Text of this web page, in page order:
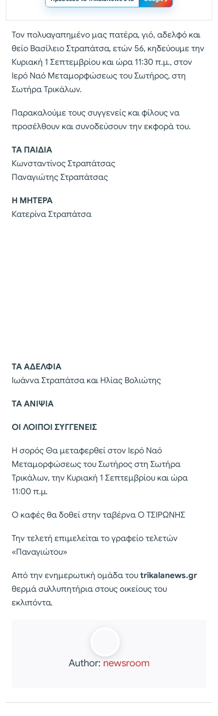
Τον πολυαγαπημένο μας πατέρα, γιό, αδελφό και
θείο Βασίλειο Στραπάτσα, ετών 56, κηδεύουμε την
Κυριακή 1 Σεπτεμβρίου και ώρα 11:30 π.μ., στον
Ιερό Ναό Μεταμορφώσεως του Σωτήρος, στη
Σωτήρα Τρικάλων.
Παρακαλούμε τους συγγενείς και φίλους να
προσέλθουν και συνοδεύσουν την εκφορά του.
ΤΑ ΠΑΙΔΙΑ
Κωνσταντίνος Στραπάτσας
Παναγιώτης Στραπάτσας
Η ΜΗΤΕΡΑ
Κατερίνα Στραπάτσα
ΤΑ ΑΔΕΛΦΙΑ
Ιωάννα Στραπάτσα και Ηλίας Βολιώτης
ΤΑ ΑΝΙΨΙΑ
ΟΙ ΛΟΙΠΟΙ ΣΥΓΓΕΝΕΙΣ
Η σορός Θα μεταφερθεί στον Ιερό Ναό
Μεταμορφώσεως του Σωτήρος στη Σωτήρα
Τρικάλων, την Κυριακή 1 Σεπτεμβρίου και ώρα
11:00 π.μ.
Ο καφές θα δοθεί στην ταβέρνα Ο ΤΣΙΡΩΝΗΣ
Την τελετή επιμελείται το γραφείο τελετών
«Παναγιώτου»
Από την ενημερωτική ομάδα τουtrikalanews.gr
θερμά συλλυπητήρια στους οικείους του
εκλιπόντα.
Author: newsroom